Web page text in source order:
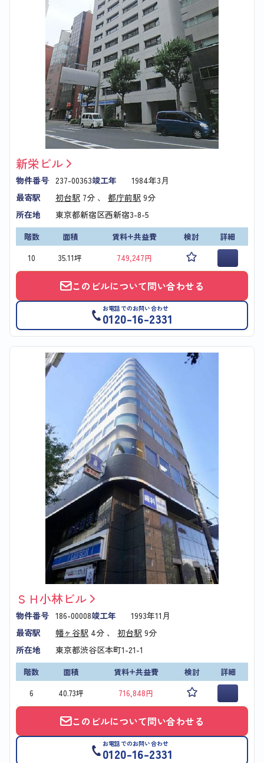
新栄ビル
物件番号 237-00363竣工年
1984年3月
最寄駅
初台駅 7分 、 都庁前駅 9分
所在地
東京都新宿区西新宿3-8-5
階数 面積 賃料+共益費 検討
詳細
10
35.11坪 749,247円
このビルについて問い合わせる
お電話でのお問い合わせ
0120-16-2331
ＳＨ小林ビル
物件番号 186-00008竣工年
1993年11月
最寄駅
幡ヶ谷駅 4分 、 初台駅 9分
所在地
東京都渋谷区本町1-21-1
階数 面積 賃料+共益費 検討
詳細
6
40.73坪 716,848円
このビルについて問い合わせる
お電話でのお問い合わせ
0120-16-2331